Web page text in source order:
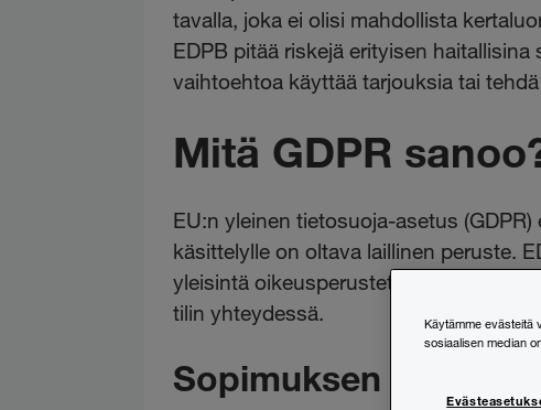
tavalla, joka ei olisi mahdollista
EDPB pitää riskejä erityisen
vaihtoehtoa käyttää tarjouksia tai
Mitä GDPR
EU:n yleinen tietosuoja-asetus
käsittelylle on oltava laillinen peruste.
yleisintä oikeusperustetta, joihin
tilin yhteydessä.
Sopimuksen
Käytämme evästeitä
sosiaalisen median